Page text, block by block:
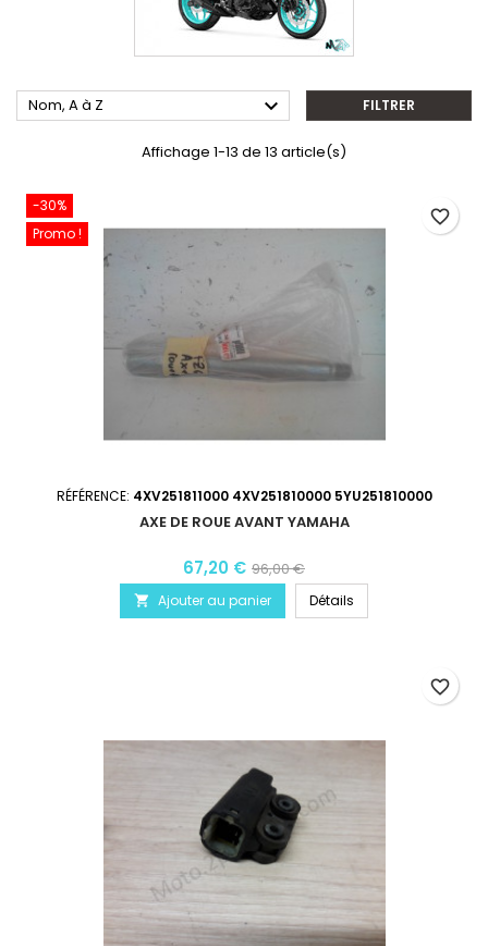
Nom, A à Z  FILTRER
Affichage 1-13 de 13 article(s)
-30%
Promo !
RÉFÉRENCE: 4XV251811000 4XV251810000 5YU251810000
AXE DE ROUE AVANT YAMAHA
67,20 € 96,00 €
 Ajouter au panier Détails
favorite_border
favorite_border